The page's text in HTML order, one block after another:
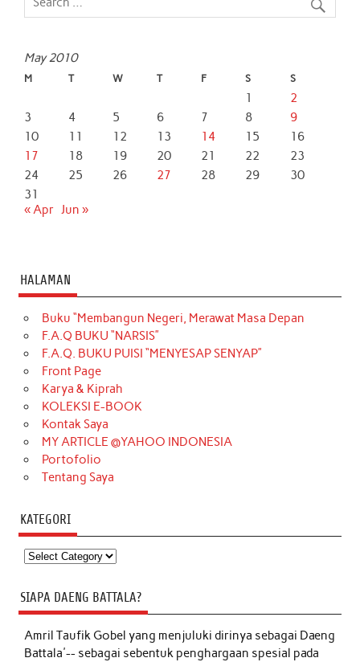
May 2010
M T W T F S S
1
2
3
4 5 6 7 8
9
10
11 12 13 14 15
16
17
18 19 20 21 22
23
24
25 26 27 28 29
30
31
« Apr Jun »
HALAMAN
Buku “Membangun Negeri, Merawat Masa Depan
F.A.Q BUKU “NARSIS”
F.A.Q. BUKU PUISI “MENYESAP SENYAP”
Front Page
Karya & Kiprah
KOLEKSI E-BOOK
Kontak Saya
MY ARTICLE @YAHOO INDONESIA
Portofolio
Tentang Saya
KATEGORI
Kategori
SIAPA DAENG BATTALA?
Amril Taufik Gobelyang menjuluki dirinya sebagai Daeng
Battala'-- sebagai sebentuk penghargaan spesial pada